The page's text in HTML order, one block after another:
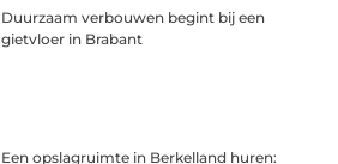
Duurzaam verbouwen begint bij een
gietvloer in Brabant
Een opslagruimte in Berkelland huren: